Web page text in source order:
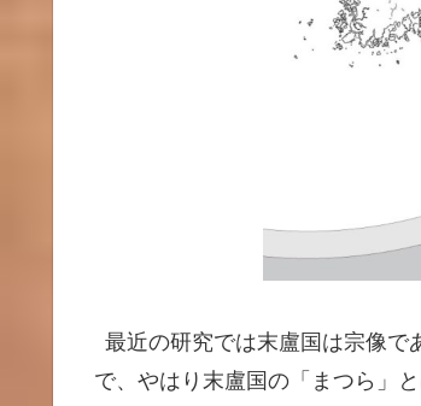
最近の研究では末盧国は宗像で
で、やはり末盧国の「まつら」